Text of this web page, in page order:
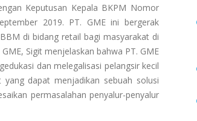
Keputusan Kepala BKPM Nomor
2019. PT. GME ini bergerak
di bidang retail bagi masyarakat di
Sigit menjelaskan bahwa PT. GME
dan melegalisasi pelangsir kecil
dapat menjadikan sebuah solusi
permasalahan penyalur-penyalur